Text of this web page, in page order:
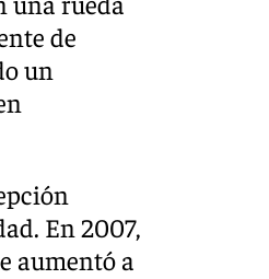
de
un
En 2007,
aumentó a